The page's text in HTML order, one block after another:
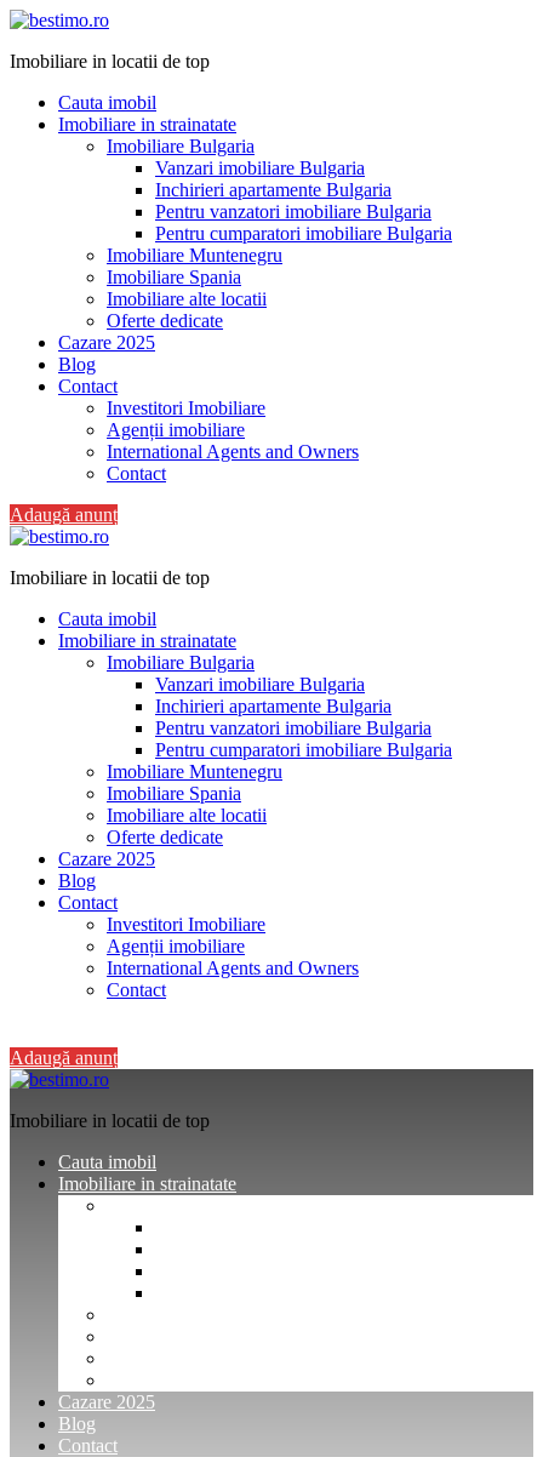
Imobiliare in locatii de top
Cauta imobil
Imobiliare in strainatate
Imobiliare Bulgaria
Vanzari imobiliare Bulgaria
Inchirieri apartamente Bulgaria
Pentru vanzatori imobiliare Bulgaria
Pentru cumparatori imobiliare Bulgaria
Imobiliare Muntenegru
Imobiliare Spania
Imobiliare alte locatii
Oferte dedicate
Cazare 2025
Blog
Contact
Investitori Imobiliare
Agenții imobiliare
International Agents and Owners
Contact
Adaugă anunț
Imobiliare in locatii de top
Cauta imobil
Imobiliare in strainatate
Imobiliare Bulgaria
Vanzari imobiliare Bulgaria
Inchirieri apartamente Bulgaria
Pentru vanzatori imobiliare Bulgaria
Pentru cumparatori imobiliare Bulgaria
Imobiliare Muntenegru
Imobiliare Spania
Imobiliare alte locatii
Oferte dedicate
Cazare 2025
Blog
Contact
Investitori Imobiliare
Agenții imobiliare
International Agents and Owners
Contact
Adaugă anunț
Imobiliare in locatii de top
Cauta imobil
Imobiliare in strainatate
Cazare 2025
Blog
Contact